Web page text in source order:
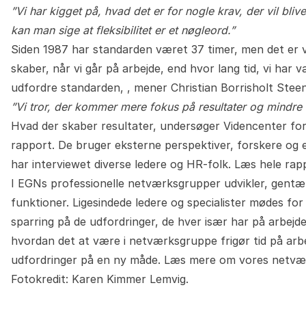
”Vi har kigget på, hvad det er for nogle krav, der vil
kan man sige at fleksibilitet er et nøgleord.”
Siden 1987 har standarden været 37 timer, men det er
skaber, når vi går på arbejde, end hvor lang tid, vi har
udfordre standarden, , mener Christian Borrisholt
”Vi tror, der kommer mere fokus på resultater og
Hvad der skaber resultater, undersøger Videncenter
rapport. De bruger eksterne perspektiver, forskere og
har interviewet diverse ledere og HR-folk. Læs hele
I EGNs professionelle netværksgrupper udvikler,
funktioner. Ligesindede ledere og specialister mødes
sparring på de udfordringer, de hver især har på
hvordan det at være i netværksgruppe frigør tid på
udfordringer på en ny måde. Læs mere om vores
Fotokredit: Karen Kimmer Lemvig.